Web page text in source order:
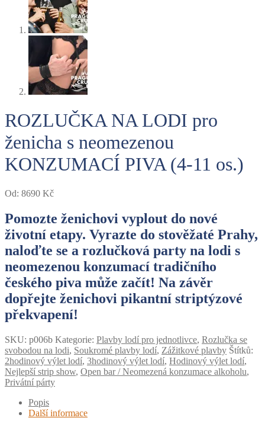
ROZLUČKA NA LODI pro
ženicha s neomezenou
KONZUMACÍ PIVA (4-11 os.)
Od: 8690 Kč
Pomozte ženichovi vyplout do nové
životní etapy. Vyrazte do stověžaté Prahy,
naloďte se a rozlučková party na lodi s
neomezenou konzumací tradičního
českého piva může začít! Na závěr
dopřejte ženichovi pikantní striptýzové
překvapení!
SKU: p006b Kategorie: Plavby lodí pro jednotlivce, Rozlučka se
svobodou na lodi, Soukromé plavby lodí, Zážitkové plavby Štítků:
2hodinový výlet lodí, 3hodinový výlet lodí, Hodinový výlet lodí,
Nejlepší strip show, Open bar / Neomezená konzumace alkoholu,
Privátní párty
Popis
Další informace